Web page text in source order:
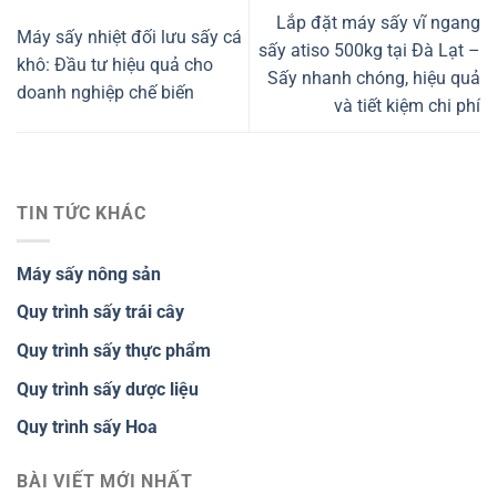
Máy sấy nhiệt đối lưu sấy cá
khô: Đầu tư hiệu quả cho
doanh nghiệp chế biến
Lắp đặt máy sấy vĩ ngang
sấy atiso 500kg tại Đà Lạt –
Sấy nhanh chóng, hiệu quả
và tiết kiệm chi phí
TIN TỨC KHÁC
Máy sấy nông sản
Quy trình sấy trái cây
Quy trình sấy thực phẩm
Quy trình sấy dược liệu
Quy trình sấy Hoa
BÀI VIẾT MỚI NHẤT